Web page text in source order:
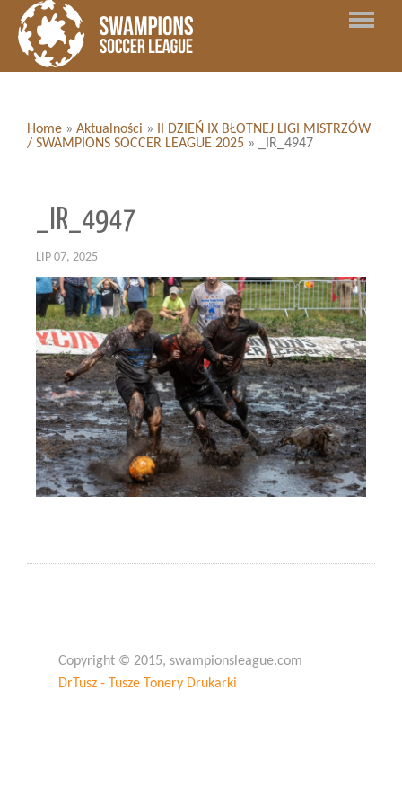
Home » Aktualności »
II DZIEŃ IX BŁOTNEJ LIGI MISTRZÓW
/ SWAMPIONS SOCCER LEAGUE 2025 » _IR_4947
_IR_4947
LIP 07, 2025
Copyright © 2015, swampionsleague.com
DrTusz - Tusze Tonery Drukarki